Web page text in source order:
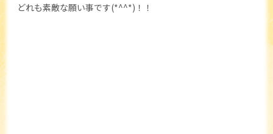
どれも素敵な願い事です(*^^*)！！